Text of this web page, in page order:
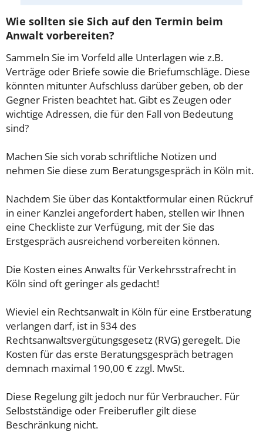
Wie sollten sie Sich auf den Termin beim
Anwalt vorbereiten?
Sammeln Sie im Vorfeld alle Unterlagen wie z.B.
Verträge oder Briefe sowie die Briefumschläge. Diese
könnten mitunter Aufschluss darüber geben, ob der
Gegner Fristen beachtet hat. Gibt es Zeugen oder
wichtige Adressen, die für den Fall von Bedeutung
sind?
Machen Sie sich vorab schriftliche Notizen und
nehmen Sie diese zum Beratungsgespräch in Köln mit.
Nachdem Sie über das Kontaktformular einen Rückruf
in einer Kanzlei angefordert haben, stellen wir Ihnen
eine Checkliste zur Verfügung, mit der Sie das
Erstgespräch ausreichend vorbereiten können.
Die Kosten eines Anwalts für Verkehrsstrafrecht in
Köln sind oft geringer als gedacht!
Wieviel ein Rechtsanwalt in Köln für eine Erstberatung
verlangen darf, ist in §34 des
Rechtsanwaltsvergütungsgesetz (RVG) geregelt. Die
Kosten für das erste Beratungsgespräch betragen
demnach maximal 190,00 € zzgl. MwSt.
Diese Regelung gilt jedoch nur für Verbraucher. Für
Selbstständige oder Freiberufler gilt diese
Beschränkung nicht.